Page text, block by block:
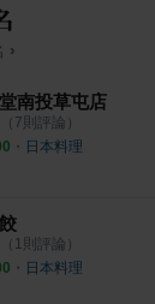
›
南投草屯店
（ 7則評論）
・ 日本料理
（ 1則評論）
・ 日本料理